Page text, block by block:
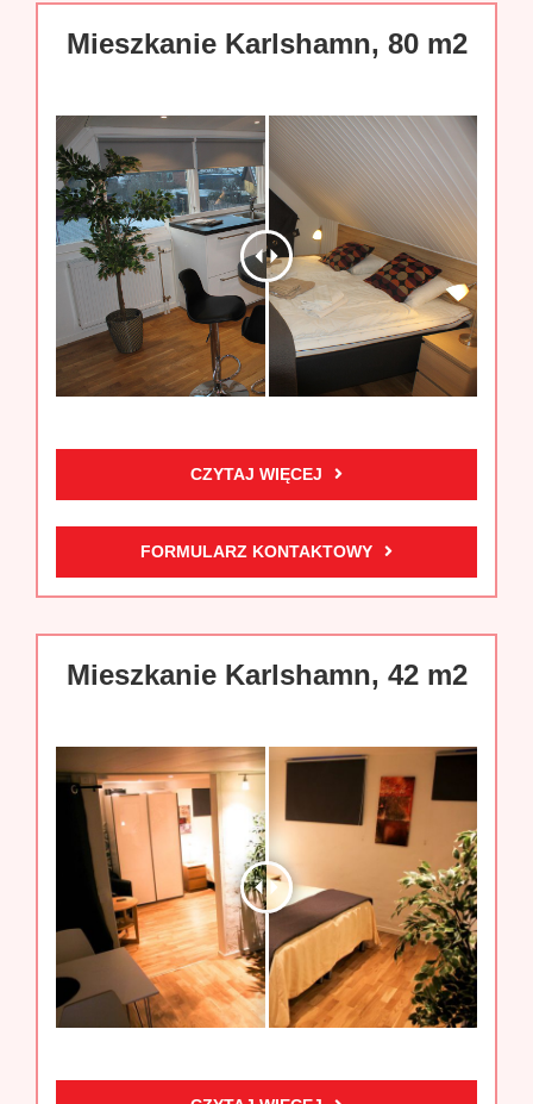
Mieszkanie Karlshamn, 80 m2
CZYTAJ WIĘCEJ
FORMULARZ KONTAKTOWY
Mieszkanie Karlshamn, 42 m2